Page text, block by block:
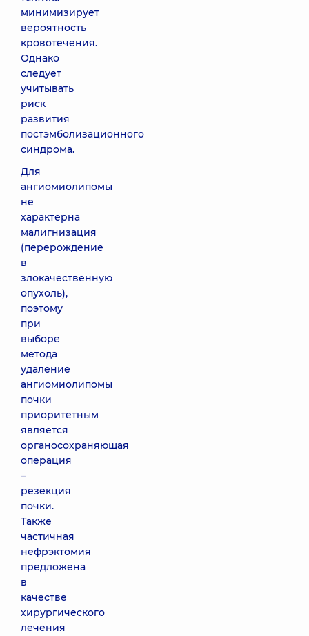
минимизирует
вероятность
кровотечения.
Однако
следует
учитывать
риск
развития
постэмболизационного
синдрома.
Для
ангиомиолипомы
не
характерна
малигнизация
(перерождение
в
злокачественную
опухоль),
поэтому
при
выборе
метода
удаление
ангиомиолипомы
почки
приоритетным
является
органосохраняющая
операция
–
резекция
почки.
Также
частичная
нефрэктомия
предложена
в
качестве
хирургического
лечения